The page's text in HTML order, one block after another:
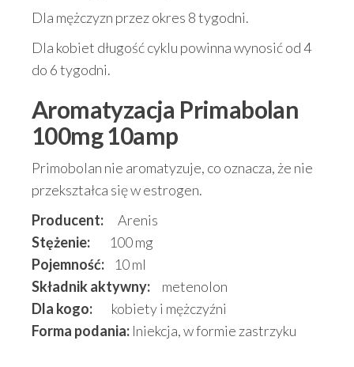
Dla mężczyzn przez okres 8 tygodni.
Dla kobiet długość cyklu powinna wynosić od 4
do 6 tygodni.
Aromatyzacja Primabolan
100mg 10amp
Primobolan nie aromatyzuje, co oznacza, że nie
przekształca się w estrogen.
Producent:
Arenis
Stężenie:
100 mg
Pojemność:
10 ml
Składnik aktywny:
metenolon
Dla kogo:
kobiety i mężczyźni
Forma podania: Iniekcja, w formie zastrzyku